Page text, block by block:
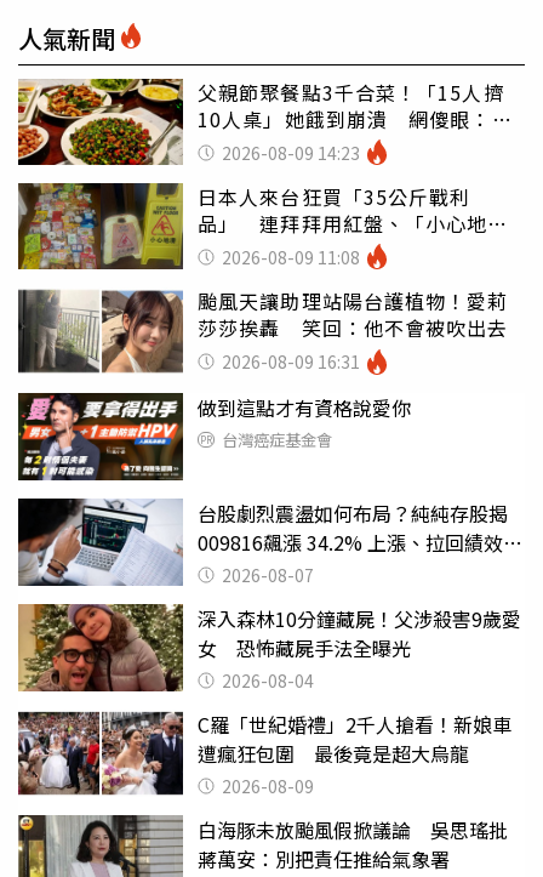
人氣新聞
父親節聚餐點3千合菜！「15人擠
10人桌」她餓到崩潰 網傻眼：讓
店家看笑話
2026-08-09 14:23
日本人來台狂買「35公斤戰利
品」 連拜拜用紅盤、「小心地
滑」告示牌也帶回家
2026-08-09 11:08
颱風天讓助理站陽台護植物！愛莉
莎莎挨轟 笑回：他不會被吹出去
2026-08-09 16:31
做到這點才有資格說愛你
台灣癌症基金會
台股劇烈震盪如何布局？純純存股揭
009816飆漲 34.2% 上漲、拉回績效勝
主動式ETF
2026-08-07
深入森林10分鐘藏屍！父涉殺害9歲愛
女 恐怖藏屍手法全曝光
2026-08-04
C羅「世紀婚禮」2千人搶看！新娘車
遭瘋狂包圍 最後竟是超大烏龍
2026-08-09
白海豚未放颱風假掀議論 吳思瑤批
蔣萬安：別把責任推給氣象署